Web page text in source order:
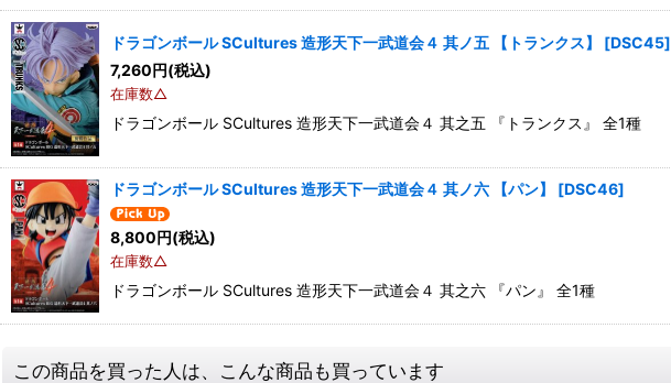
ドラゴンボール SCultures 造形天下一武道会４ 其ノ五 【トランクス】 [DSC45]
7,260円(税込)
在庫数△
ドラゴンボール SCultures 造形天下一武道会４ 其之五 『トランクス』 全1種
ドラゴンボール SCultures 造形天下一武道会４ 其ノ六 【パン】 [DSC46]
8,800円(税込)
在庫数△
ドラゴンボール SCultures 造形天下一武道会４ 其之六 『パン』 全1種
この商品を買った人は、こんな商品も買っています